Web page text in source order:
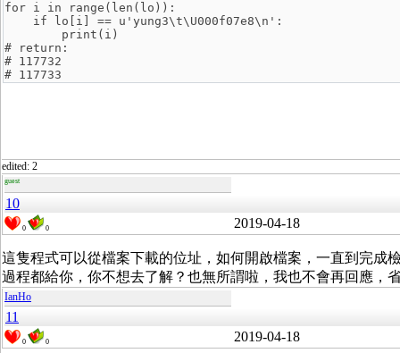
for i in range(len(lo)):
if lo[i] == u'yung3\t\U000f07e8\n':
print(i)
# return:
# 117732
# 117733
edited: 2
guest
10
0 0 2019-04-18
這隻程式可以從檔案下載的位址，如何開啟檔案，一直到完成
過程都給你，你不想去了解？也無所謂啦，我也不會再回應，
IanHo
11
0 0 2019-04-18